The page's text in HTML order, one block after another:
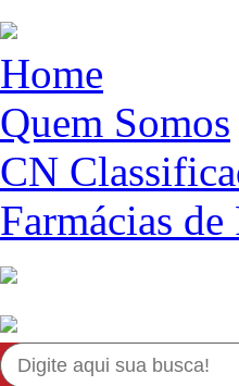
Home
Quem Somos
CN
Farmácias de